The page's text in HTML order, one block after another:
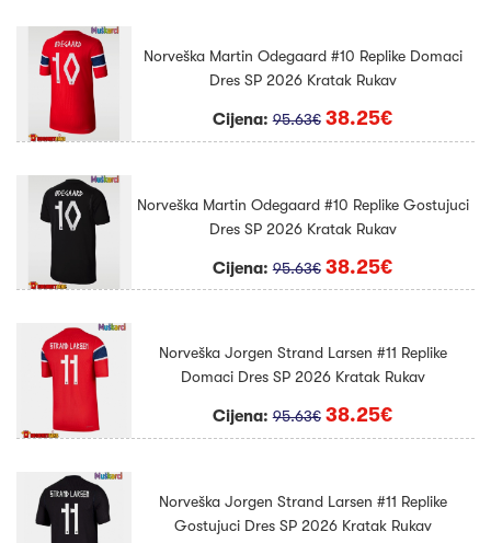
Norveška Martin Odegaard #10 Replike Domaci
Dres SP 2026 Kratak Rukav
Cijena:95.63€ 38.25€
Norveška Martin Odegaard #10 Replike Gostujuci
Dres SP 2026 Kratak Rukav
Cijena:95.63€ 38.25€
Norveška Jorgen Strand Larsen #11 Replike
Domaci Dres SP 2026 Kratak Rukav
Cijena:95.63€ 38.25€
Norveška Jorgen Strand Larsen #11 Replike
Gostujuci Dres SP 2026 Kratak Rukav